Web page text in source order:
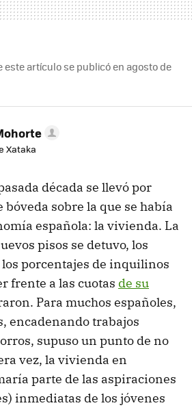
este artículo se publicó en agosto de
Xataka
década se llevó por
bóveda sobre la que se había
española: la vivienda. La
pisos se detuvo, los
los porcentajes de inquilinos
frente a las cuotas de su
Para muchos españoles,
encadenando trabajos
supuso un punto de no
vez, la vivienda en
parte de las aspiraciones
inmediatas de los jóvenes